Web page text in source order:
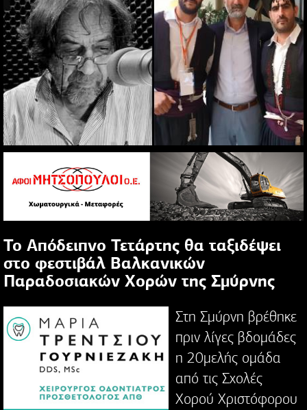
Το Απόδειπνο Τετάρτης θα ταξιδέψει
στo φεστιβάλ Βαλκανικών
Παραδοσιακών Χορών της Σμύρνης
Στη Σμύρνη βρέθηκε
πριν λίγες βδομάδες
η 20μελής ομάδα
από τις Σχολές
Χορού Χριστόφορου